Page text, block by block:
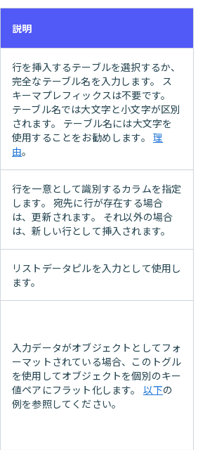
説明
行を挿入するテーブルを選択するか、
完全なテーブル名を入力します。 ス
キーマプレフィックスは不要です。
テーブル名では大文字と小文字が区別
されます。 テーブル名には大文字を
使用することをお勧めします。 理
由。
行を一意として識別するカラムを指定
します。 宛先に行が存在する場合
は、更新されます。 それ以外の場合
は、新しい行として挿入されます。
リストデータピルを入力として使用し
ます。
入力データがオブジェクトとしてフォ
ーマットされている場合、このトグル
を使用してオブジェクトを個別のキー
値ペアにフラット化します。 以下の
例を参照してください。